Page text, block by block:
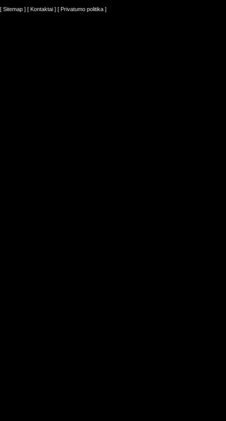
[ Sitemap ] [ Kontaktai ] [ Privatumo politika ]